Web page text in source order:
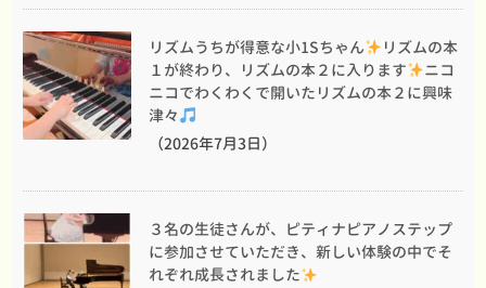
リズムうちが得意な小1Sちゃん
リズムの本
１が終わり、リズムの本２に入ります
ニコ
ニコでわくわくで開いたリズムの本２に興味
津々
（2026年7月3日）
３名の生徒さんが、ピティナピアノステップ
に参加させていただき、新しい体験の中でそ
れぞれ成長されました